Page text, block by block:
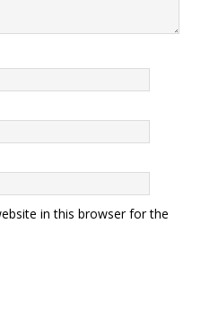
in this browser for the